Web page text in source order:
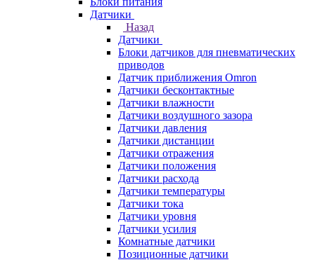
Датчики
Назад
Датчики
Блоки датчиков для пневматических
приводов
Датчик приближения Omron
Датчики бесконтактные
Датчики влажности
Датчики воздушного зазора
Датчики давления
Датчики дистанции
Датчики отражения
Датчики положения
Датчики расхода
Датчики температуры
Датчики тока
Датчики уровня
Датчики усилия
Комнатные датчики
Позиционные датчики